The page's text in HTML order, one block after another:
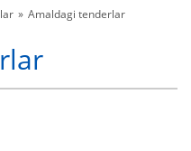
Amaldagi tenderlar